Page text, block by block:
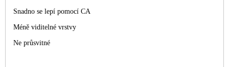
Snadno se lepí pomocí CA
Méně viditelné vrstvy
Ne průsvitné